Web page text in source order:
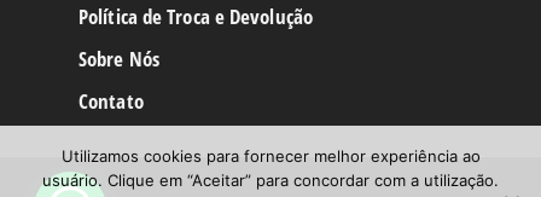
Política de Troca e Devolução
Sobre Nós
Contato
Utilizamos cookies para fornecer melhor experiência ao
usuário. Clique em “Aceitar” para concordar com a utilização.